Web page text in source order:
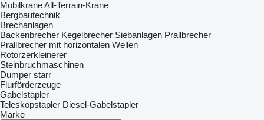
MobilkraneAll-Terrain-Krane
Bergbautechnik
Brechanlagen
Backenbrecher Kegelbrecher Siebanlagen‎ Prallbrecher
Prallbrecher mit horizontalen Wellen
Rotorzerkleinerer
Steinbruchmaschinen
Dumper starr
Flurförderzeuge
Gabelstapler
Teleskopstapler Diesel-Gabelstapler
Marke